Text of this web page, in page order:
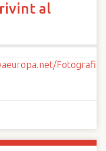
al